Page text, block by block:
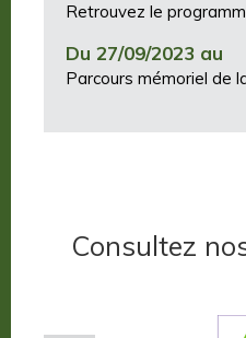
Retrouvez le
Du 27/09/2023 au
Parcours mémoriel de
Consultez